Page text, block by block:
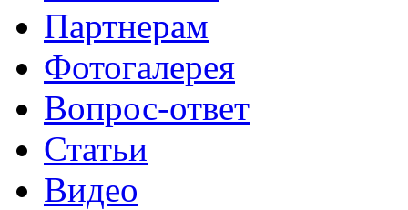
Партнерам
Фотогалерея
Вопрос-ответ
Статьи
Видео